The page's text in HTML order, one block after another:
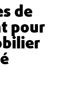
de
pour